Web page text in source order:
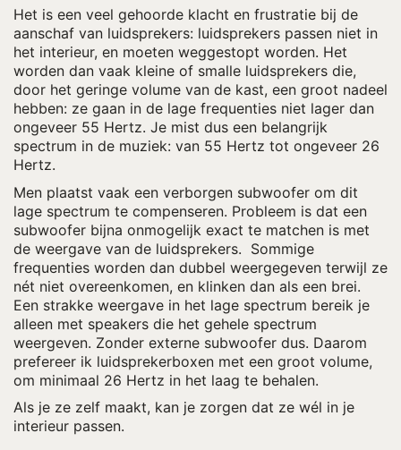
Het is een veel gehoorde klacht en frustratie bij de
aanschaf van luidsprekers: luidsprekers passen niet in
het interieur, en moeten weggestopt worden. Het
worden dan vaak kleine of smalle luidsprekers die,
door het geringe volume van de kast, een groot nadeel
hebben: ze gaan in de lage frequenties niet lager dan
ongeveer 55 Hertz. Je mist dus een belangrijk
spectrum in de muziek: van 55 Hertz tot ongeveer 26
Hertz.
Men plaatst vaak een verborgen subwoofer om dit
lage spectrum te compenseren. Probleem is dat een
subwoofer bijna onmogelijk exact te matchen is met
de weergave van de luidsprekers. Sommige
frequenties worden dan dubbel weergegeven terwijl ze
nét niet overeenkomen, en klinken dan als een brei.
Een strakke weergave in het lage spectrum bereik je
alleen met speakers die het gehele spectrum
weergeven. Zonder externe subwoofer dus. Daarom
prefereer ik luidsprekerboxen met een groot volume,
om minimaal 26 Hertz in het laag te behalen.
Als je ze zelf maakt, kan je zorgen dat ze wél in je
interieur passen.